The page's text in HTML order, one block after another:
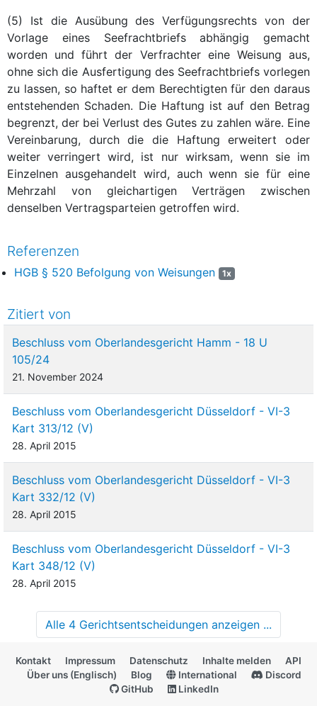
(5) Ist die Ausübung des Verfügungsrechts von der
Vorlage eines Seefrachtbriefs abhängig gemacht
worden und führt der Verfrachter eine Weisung aus,
ohne sich die Ausfertigung des Seefrachtbriefs vorlegen
zu lassen, so haftet er dem Berechtigten für den daraus
entstehenden Schaden. Die Haftung ist auf den Betrag
begrenzt, der bei Verlust des Gutes zu zahlen wäre. Eine
Vereinbarung, durch die die Haftung erweitert oder
weiter verringert wird, ist nur wirksam, wenn sie im
Einzelnen ausgehandelt wird, auch wenn sie für eine
Mehrzahl von gleichartigen Verträgen zwischen
denselben Vertragsparteien getroffen wird.
Referenzen
HGB § 520 Befolgung von Weisungen 1x
Zitiert von
Beschluss vom Oberlandesgericht Hamm - 18 U
105/24
21. November 2024
Beschluss vom Oberlandesgericht Düsseldorf - VI-3
Kart 313/12 (V)
28. April 2015
Beschluss vom Oberlandesgericht Düsseldorf - VI-3
Kart 332/12 (V)
28. April 2015
Beschluss vom Oberlandesgericht Düsseldorf - VI-3
Kart 348/12 (V)
28. April 2015
Alle 4 Gerichtsentscheidungen anzeigen ...
Kontakt Impressum Datenschutz Inhalte melden
API
Über uns (Englisch)
Blog International
Discord
GitHub
LinkedIn